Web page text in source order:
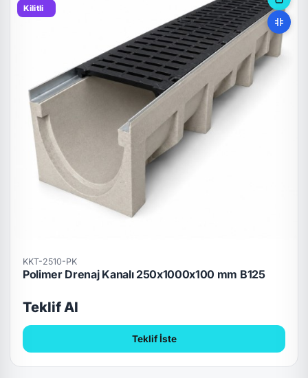
Kilitli
KKT-2510-PK
Polimer Drenaj Kanalı 250x1000x100 mm B125
Teklif Al
Teklif İste